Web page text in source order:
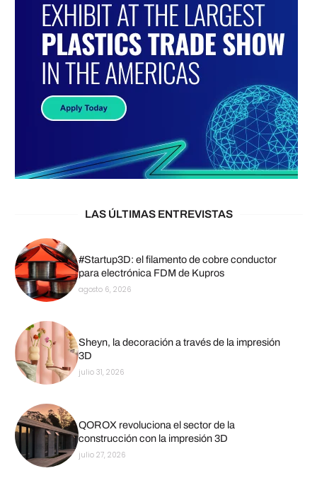
LAS ÚLTIMAS ENTREVISTAS
#Startup3D: el filamento de cobre conductor
para electrónica FDM de Kupros
agosto 6, 2026
Sheyn, la decoración a través de la impresión
3D
julio 31, 2026
QOROX revoluciona el sector de la
construcción con la impresión 3D
julio 27, 2026